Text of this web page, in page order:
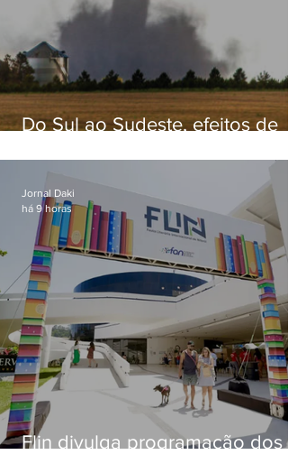
Do Sul ao Sudeste, efeitos de
apreensão na população
Flin divulga programação dos
Jornal Daki
há 9 horas